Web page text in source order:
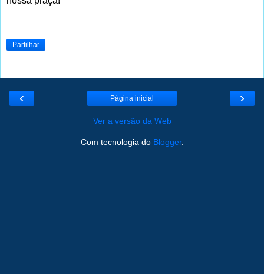
Partilhar
‹ ›
Página inicial
Ver a versão da Web
Com tecnologia do Blogger.